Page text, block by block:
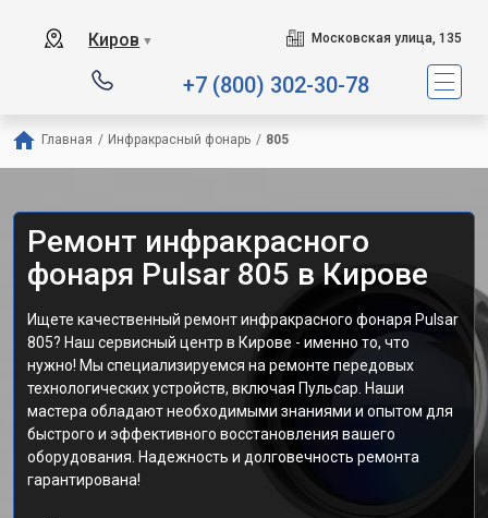
Киров ▼ Московская улица, 135
+7 (800) 302-30-78
Главная / Инфракрасный фонарь / 805
Ремонт инфракрасного
фонаря Pulsar 805 в Кирове
Ищете качественный ремонт инфракрасного фонаря Pulsar
805? Наш сервисный центр в Кирове - именно то, что
нужно! Мы специализируемся на ремонте передовых
технологических устройств, включая Пульсар. Наши
мастера обладают необходимыми знаниями и опытом для
быстрого и эффективного восстановления вашего
оборудования. Надежность и долговечность ремонта
гарантирована!